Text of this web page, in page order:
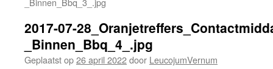
2017-07-
_Binnen_Bbq_4_.jpg
Geplaatst op26 april 2022door LeucojumVernum